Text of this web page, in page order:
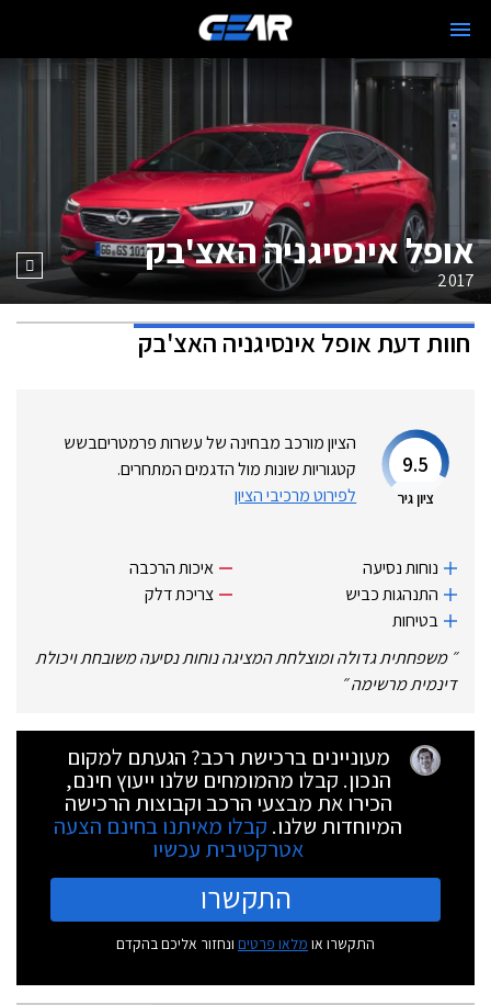
אופל אינסיגניה האצ'בק
2017
חוות דעתאופל אינסיגניה האצ'בק
9.5
ציון גיר
הציון מורכב מבחינה של עשרות פרמטריםבשש
קטגוריות שונות מול הדגמים המתחרים.
לפירוט מרכיבי הציון
נוחות נסיעה
התנהגות כביש
בטיחות
איכות הרכבה
צריכת דלק
״ משפחתית גדולה ומוצלחת המציגה נוחות נסיעה משובחת ויכולת
דינמית מרשימה״
מעוניינים ברכישת רכב? הגעתם למקום
הנכון. קבלו מהמומחים שלנו ייעוץ חינם,
הכירו את מבצעי הרכב וקבוצות הרכישה
המיוחדות שלנו. קבלו מאיתנו בחינם הצעה
אטרקטיבית עכשיו
התקשרו
התקשרו או מלאו פרטים ונחזור אליכם בהקדם